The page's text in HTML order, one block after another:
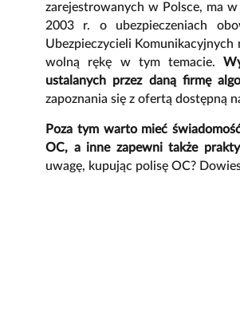
zarejestrowanych w Polsce, ma
2003 r. o ubezpieczeniach
Ubezpieczycieli
wolną rękę w tym temacie.
ustalanych przez daną firmę
zapoznania się z ofertą dostępną
Poza tym warto mieć
OC, a inne zapewni także
uwagę, kupując polisę OC?